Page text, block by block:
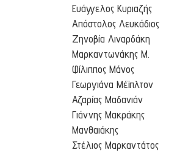
Ευάγγελος Κυριαζής
Απόστολος Λευκάδιος
Ζηνοβία Λιναρδάκη
Μαρκαντωνάκης Μ.
Φίλιππος Μάνος
Γεωργιάνα Μέϊπλτον
Αζαρίας Μαδανιάν
Γιάννης Μακράκης
Μανθαιάκης
Στέλιος Μαρκαντάτος